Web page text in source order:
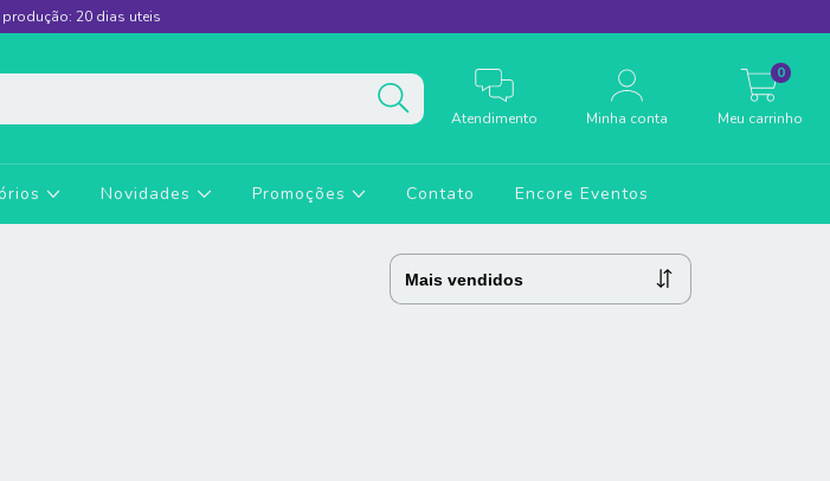
produção: 20 dias uteis
Atendimento Minha conta Meu carrinho
0
Novidades Promoções Contato Encore Eventos